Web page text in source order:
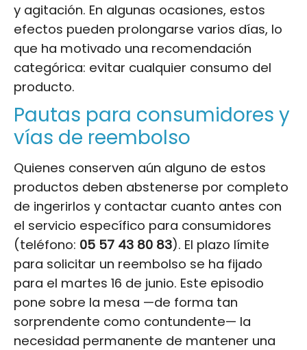
y agitación. En algunas ocasiones, estos
efectos pueden prolongarse varios días, lo
que ha motivado una recomendación
categórica: evitar cualquier consumo del
producto.
Pautas para consumidores y
vías de reembolso
Quienes conserven aún alguno de estos
productos deben abstenerse por completo
de ingerirlos y contactar cuanto antes con
el servicio específico para consumidores
(teléfono: 05 57 43 80 83). El plazo límite
para solicitar un reembolso se ha fijado
para el martes 16 de junio. Este episodio
pone sobre la mesa —de forma tan
sorprendente como contundente— la
necesidad permanente de mantener una